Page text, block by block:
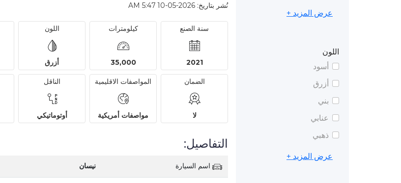
عرض المزيد +
اللون
أسود
أزرق
بني
عنابي
ذهبي
عرض المزيد +
نُشر بتاريخ: 2026-05-10 5:47 AM
سنة الصنع
2021
كيلومترات
35,000
اللون
أزرق
الضمان
لا
المواصفات الاقليمية
مواصفات أمريكية
الناقل
أوتوماتيكي
التفاصيل:
اسم السيارة نيسان